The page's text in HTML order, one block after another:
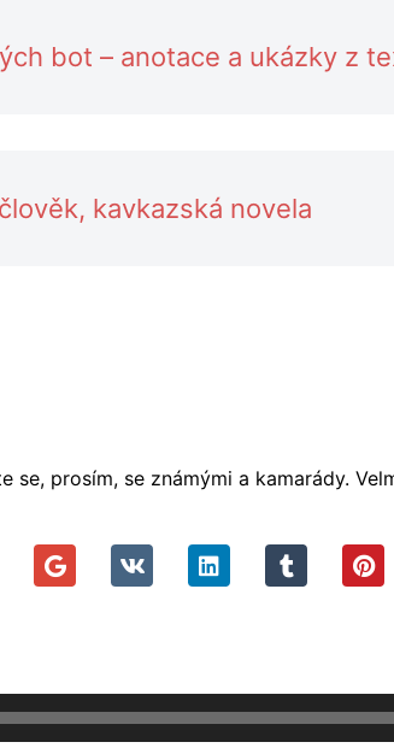
bot – anotace a ukázky z
kavkazská novela
se, prosím, se známými a kamarády.